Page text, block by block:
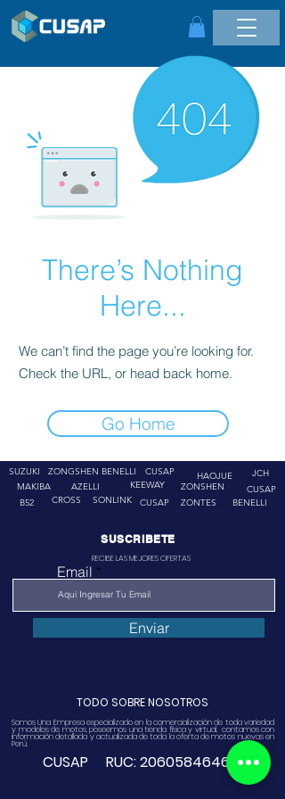
There’s Nothing
Here...
We can’t find the page you’re looking for.
Check the URL, or head back home.
Go Home
SUZUKI
ZONGSHEN
MAKIBA
AZELLI
BENELLI
CUSAP
KEEWAY
B52
CROSS SONLINK CUSAP
HAOJUE
JCH
ZONSHEN
ZONTES
CUSAP
BENELLI
SUSCRIBETE
RECIBE LAS MEJORES OFERTAS
Email
Enviar
TODO SOBRE NOSOTROS
Somos Una Empresa especializado en la comercialización de toda variedad
y modelos de motos, poseemos una tienda física y virtual. contamos con
información detallada y actualizada de toda la oferta de motos nuevas en
Perú.
CUSAP RUC:20605846468